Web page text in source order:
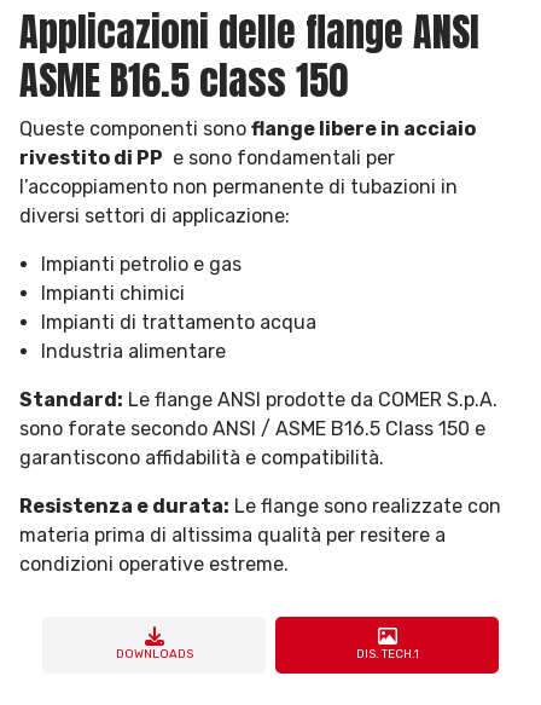
Applicazioni delle flange ANSI
ASME B16.5 class 150
Queste componenti sono flange libere in acciaio
rivestito di PP e sono fondamentali per
l’accoppiamento non permanente di tubazioni in
diversi settori di applicazione:
Impianti petrolio e gas
Impianti chimici
Impianti di trattamento acqua
Industria alimentare
Standard: Le flange ANSI prodotte da COMER S.p.A.
sono forate secondo ANSI / ASME B16.5 Class 150 e
garantiscono affidabilità e compatibilità.
Resistenza e durata: Le flange sono realizzate con
materia prima di altissima qualità per resitere a
condizioni operative estreme.
DOWNLOADS DIS. TECH.1